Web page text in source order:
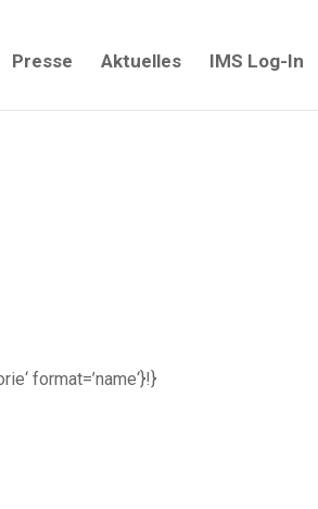
Presse Aktuelles IMS Log-In
format=’name‘}!}